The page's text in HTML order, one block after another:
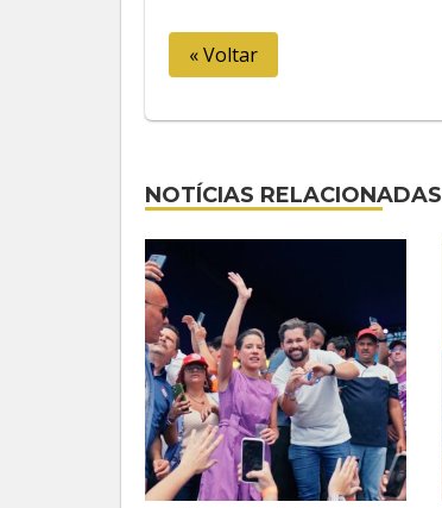
« Voltar
NOTÍCIAS RELACIONADAS